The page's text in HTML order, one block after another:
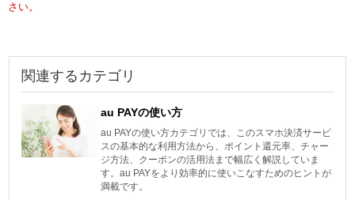
さい。
関連するカテゴリ
au PAYの使い方
au PAYの使い方カテゴリでは、このスマホ決済サービ
スの基本的な利用方法から、ポイント還元率、チャー
ジ方法、クーポンの活用法まで幅広く解説していま
す。au PAYをより効率的に使いこなすためのヒントが
満載です。